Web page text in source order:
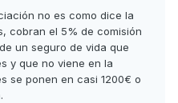
no es como dice la
cobran el 5% de comisión
un seguro de vida que
y que no viene en la
se ponen en casi 1200€ o